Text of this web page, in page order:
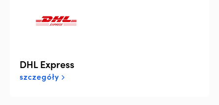
DHL Express
szczegóły